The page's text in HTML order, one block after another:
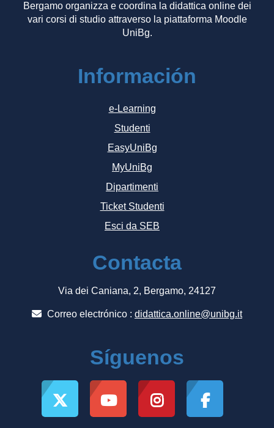
Bergamo organizza e coordina la didattica online dei
vari corsi di studio attraverso la piattaforma Moodle
UniBg.
Información
e-Learning
Studenti
EasyUniBg
MyUniBg
Dipartimenti
Ticket Studenti
Esci da SEB
Contacta
Via dei Caniana, 2, Bergamo, 24127
Correo electrónico : didattica.online@unibg.it
Síguenos